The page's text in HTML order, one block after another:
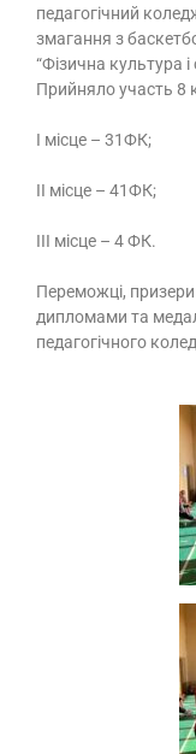
педагогічний
змагання з
“Фізична культура
Прийняло участь 8
І місце – 31ФК;
ІІ місце – 41ФК;
ІІІ місце – 4 ФК.
Переможці,
дипломами та
педагогічного